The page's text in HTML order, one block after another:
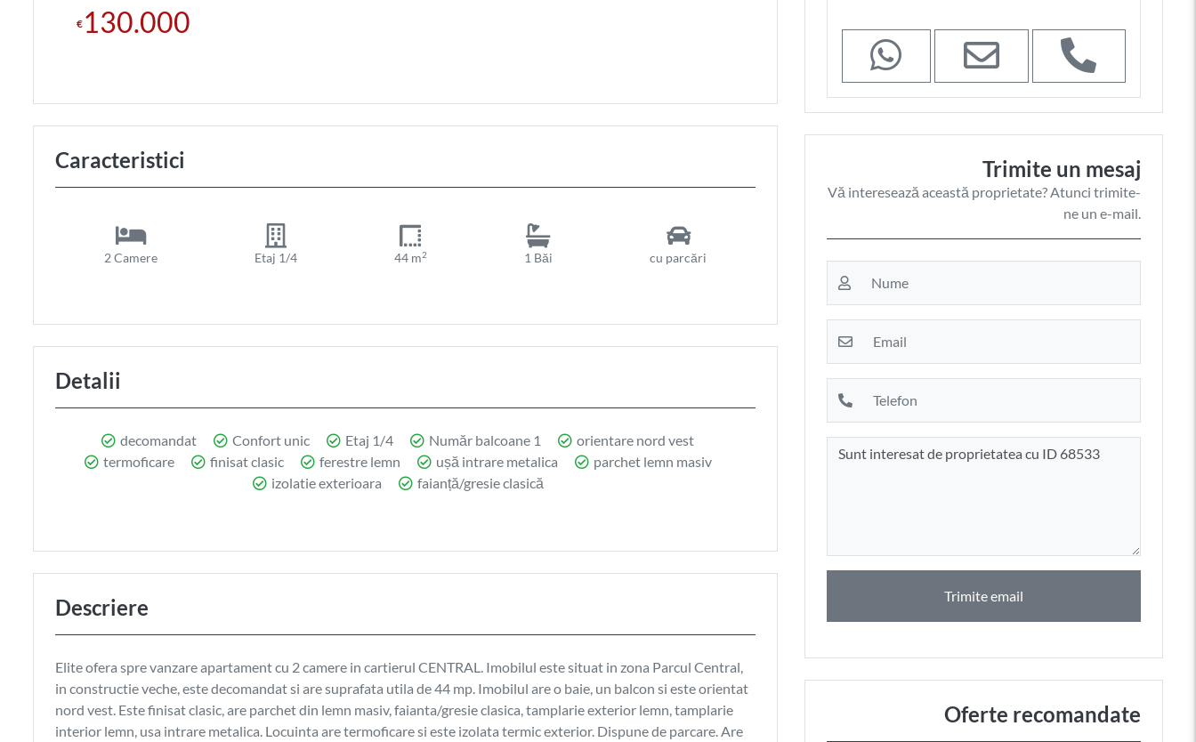
€ 130.000
Caracteristici
2 Camere Etaj 1/4 44 m2 1 Băi cu parcări
Detalii
decomandat Confort unic Etaj 1/4 Număr balcoane 1
orientare nord vest
termoficare
finisat clasic ferestre lemn ușă intrare metalica
parchet lemn masiv
izolatie exterioara
faianță/gresie clasică
Descriere
Elite ofera spre vanzare apartament cu 2 camere in cartierul CENTRAL. Imobilul este situat in zona Parcul Central,
in constructie veche, este decomandat si are suprafata utila de 44 mp. Imobilul are o baie, un balcon si este orientat
nord vest. Este finisat clasic, are parchet din lemn masiv, faianta/gresie clasica, tamplarie exterior lemn, tamplarie
interior lemn, usa intrare metalica. Locuinta are termoficare si este izolata termic exterior. Dispune de parcare. Are
Trimite un mesaj
Vă interesează această proprietate? Atunci trimite-
ne un e-mail.
Trimite email
Oferte recomandate